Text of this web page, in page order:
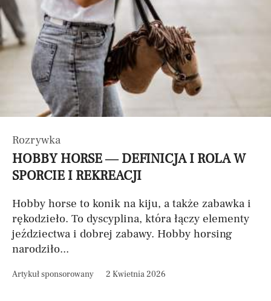
Rozrywka
HOBBY HORSE — DEFINICJA I ROLA W
SPORCIE I REKREACJI
Hobby horse to konik na kiju, a także zabawka i
rękodzieło. To dyscyplina, która łączy elementy
jeździectwa i dobrej zabawy. Hobby horsing
narodziło...
Artykuł sponsorowany 2 Kwietnia 2026